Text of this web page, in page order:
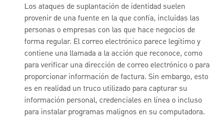
Los ataques de suplantación de identidad suelen
provenir de una fuente en la que confía, incluidas las
personas o empresas con las que hace negocios de
forma regular. El correo electrónico parece legítimo y
contiene una llamada a la acción que reconoce, como
para verificar una dirección de correo electrónico o para
proporcionar información de factura. Sin embargo, esto
es en realidad un truco utilizado para capturar su
información personal, credenciales en línea o incluso
para instalar programas malignos en su computadora.